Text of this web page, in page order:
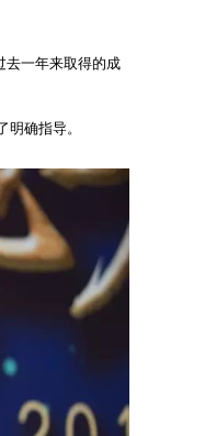
去一年来取得的成
确指导。